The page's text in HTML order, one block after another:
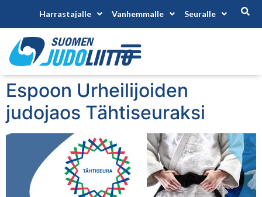
Harrastajalle Vanhemmalle Seuralle
Espoon Urheilijoiden
judojaos Tähtiseuraksi